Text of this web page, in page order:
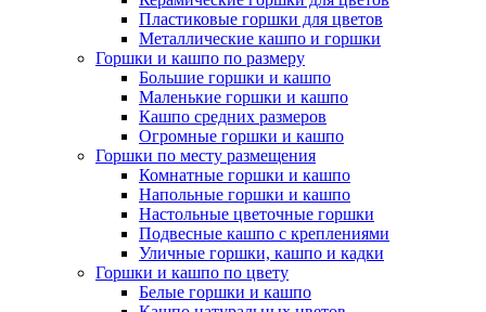
Пластиковые горшки для цветов
Металлические кашпо и горшки
Горшки и кашпо по размеру
Большие горшки и кашпо
Маленькие горшки и кашпо
Кашпо средних размеров
Огромные горшки и кашпо
Горшки по месту размещения
Комнатные горшки и кашпо
Напольные горшки и кашпо
Настольные цветочные горшки
Подвесные кашпо с креплениями
Уличные горшки, кашпо и кадки
Горшки и кашпо по цвету
Белые горшки и кашпо